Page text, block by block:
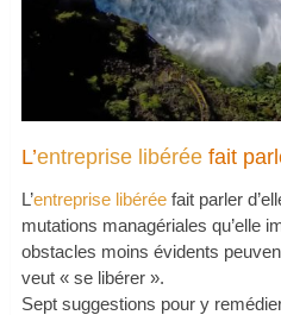
L’entreprise libéréefait
L’entreprise libéréefait parler
mutations managériales qu’elle
obstacles moins évidents
veut « se libérer ».
Sept suggestions pour y